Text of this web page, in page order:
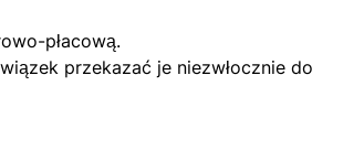
płacową.
przekazać je niezwłocznie do